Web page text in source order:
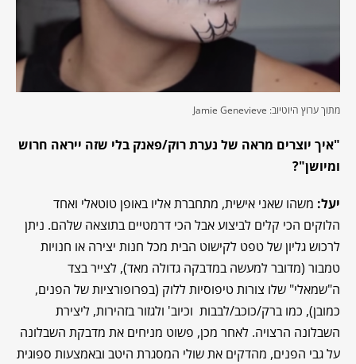
מתוך ערוץ היוטיוב: Jamie Genevieve
"איך יוצרים מראה של נערת רוק/פאנק בלי שזה ייראה חרוש
ומיושן"?
יעל: משהו שאני אישית, מתחברת אליו באופן טוטאלי ואחד
הלוקים הכי קלים לביצוע אבל הכי דרמטיים בתוצאה שלהם. ניתן
לרכוש גליון של טפט לקישוט הבית מכל חנות יצירה או חנויות
טמבור (מדובר למעשה במדבקה גדולה מאד), לצייר בצד
ה"שמאלי" שלו צורות טיפוסיות ללוק (בפרופורציות של הפנים,
כמובן), כמו ברק/כוכב/לבבות וכיוב' ולגזור בזהירות, ליצירת
השבלונה הרצויה. לאחר מכן, פשוט מניחים את מדבקת השבלונה
על גבי הפנים, מהדקים את שולי המסגרת היטב ובאמצעות ספוגית